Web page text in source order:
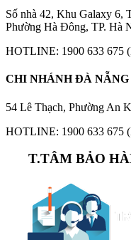
Số nhà 42, Khu Galaxy 6,
Phường Hà Đông, TP. Hà
HOTLINE: 1900 633 675
CHI NHÁNH ĐÀ NẴNG
54 Lê Thạch, Phường An
HOTLINE: 1900 633 675
T.TÂM BẢO